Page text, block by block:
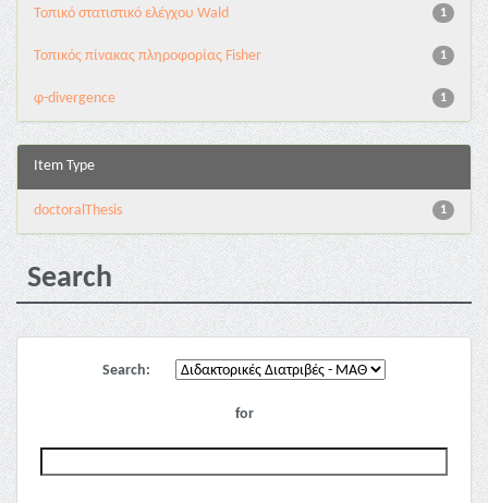
1
Τοπικό στατιστικό ελέγχου Wald
1
Τοπικός πίνακας πληροφορίας Fisher
1
φ-divergence
Item Type
1
doctoralThesis
Search
Search:
for